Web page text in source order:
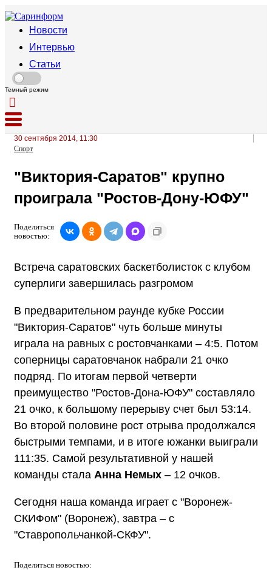
Новости
Интервью
Статьи
Темный режим
30 сентября 2014, 11:30
Спорт
"Виктория-Саратов" крупно
проиграла "Ростов-Дону-ЮФУ"
Поделиться
новостью:
Встреча саратовских баскетболисток с клубом
суперлиги завершилась разгромом
В предварительном раунде кубке России
"Виктория-Саратов" чуть больше минуты
играла на равных с ростовчанками – 4:5. Потом
соперницы саратовчанок набрали 21 очко
подряд. По итогам первой четверти
преимущество "Ростов-Дона-ЮФУ" составляло
21 очко, к большому перерыву счет был 53:14.
Во второй половине рост отрыва продолжался
быстрыми темпами, и в итоге южанки выиграли
111:35. Самой результативной у нашей
команды стала Анна Немых – 12 очков.
Сегодня наша команда играет с "Воронеж-
СКИФом" (Воронеж), завтра – с
"Ставропольчанкой-СКФУ".
Поделиться новостью: